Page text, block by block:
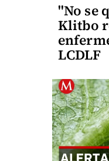
"No se
Klitbo
LCDLF